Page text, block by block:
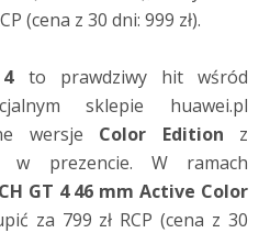
(cena z 30 dni: 999 zł).
4 to prawdziwy hit wśród
sklepie huawei.pl
wersje Color Edition z
w prezencie. W ramach
GT 4 46 mm Active Color
za 799 zł RCP (cena z 30